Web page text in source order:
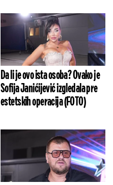
Da li je ovo ista osoba? Ovako je
Sofija Janićijević izgledala pre
estetskih operacija (FOTO)